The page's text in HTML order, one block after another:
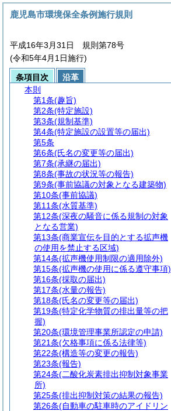
鹿児島市環境保全条例施行規則
平成16年3月31日 規則第78号
(令和5年4月1日施行)
条項目次
沿革
本則
第1条(趣旨)
第2条(特定施設)
第3条(規制基準)
第4条(特定施設の設置等の届出)
第5条
第6条(氏名の変更等の届出)
第7条(承継の届出)
第8条(事故の状況等の報告)
第9条(事前協議の対象となる建築物)
第10条(事前協議)
第11条(水質基準)
第12条(深夜の騒音に係る規制の対象
となる営業)
第13条(商業宣伝を目的とする拡声機
の使用を禁止する区域)
第14条(拡声機使用制限の適用除外)
第15条(拡声機の使用に係る遵守事項)
第16条(採取の届出)
第17条(水量の報告)
第18条(氏名の変更等の届出)
第19条(特定化学物質の排出量等の把
握)
第20条(環境管理事業所認定の申請)
第21条(欠格事項に係る法律等)
第22条(構造等の変更の報告)
第23条(報告)
第24条(二酸化炭素排出抑制対象事業
所)
第25条(排出抑制対策の結果の報告)
第26条(自動車の駐車時のアイドリン